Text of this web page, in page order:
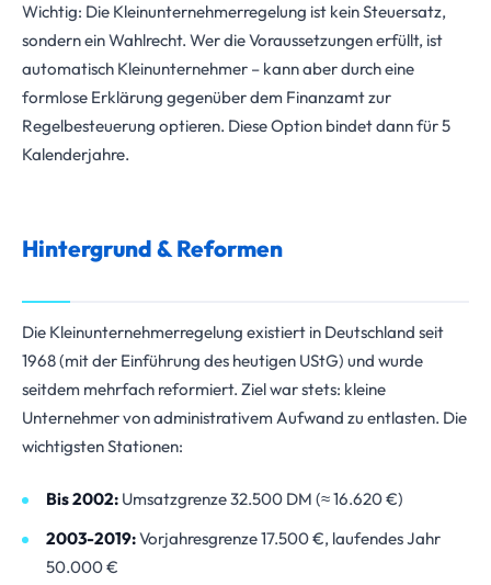
Wichtig: Die Kleinunternehmerregelung ist kein Steuersatz,
sondern ein Wahlrecht. Wer die Voraussetzungen erfüllt, ist
automatisch Kleinunternehmer – kann aber durch eine
formlose Erklärung gegenüber dem Finanzamt zur
Regelbesteuerung optieren. Diese Option bindet dann für 5
Kalenderjahre.
Hintergrund & Reformen
Die Kleinunternehmerregelung existiert in Deutschland seit
1968 (mit der Einführung des heutigen UStG) und wurde
seitdem mehrfach reformiert. Ziel war stets: kleine
Unternehmer von administrativem Aufwand zu entlasten. Die
wichtigsten Stationen:
Bis 2002: Umsatzgrenze 32.500 DM (≈ 16.620 €)
2003-2019:Vorjahresgrenze 17.500 €, laufendes Jahr
50.000 €